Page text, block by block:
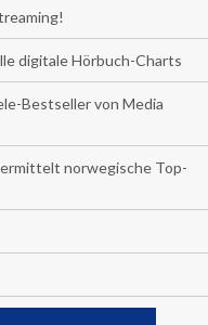
digitale Hörbuch-Charts
Bestseller von Media
norwegische Top-